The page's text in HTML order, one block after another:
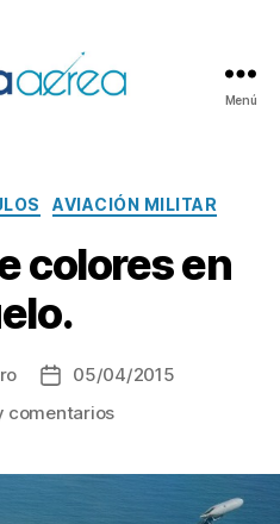
Menú
Categorías
AVIACIÓN MILITAR
colores en
Fecha05/04/2015
comentariosen